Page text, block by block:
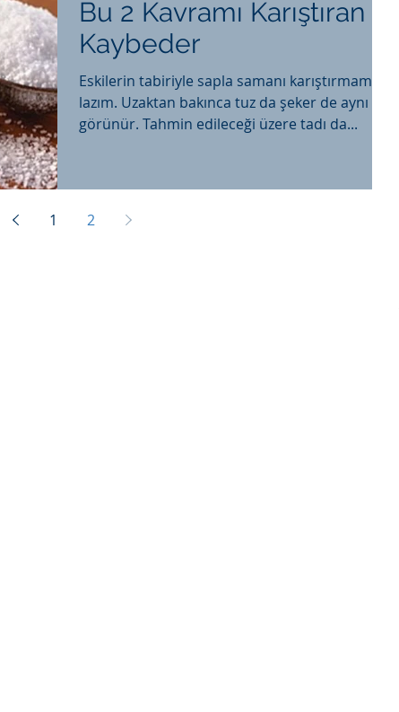
Bu 2 Kavramı Karıştıran
Kaybeder
Eskilerin tabiriyle sapla samanı karıştırmamak
lazım. Uzaktan bakınca tuz da şeker de aynı
görünür. Tahmin edileceği üzere tadı da...
1 2